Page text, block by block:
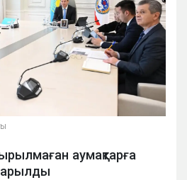
аумақтарға